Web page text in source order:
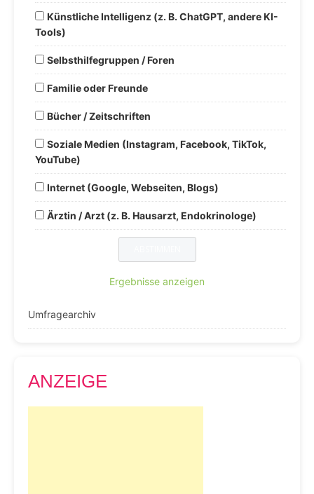
Künstliche Intelligenz (z. B. ChatGPT, andere KI-
Tools)
Selbsthilfegruppen / Foren
Familie oder Freunde
Bücher / Zeitschriften
Soziale Medien (Instagram, Facebook, TikTok,
YouTube)
Internet (Google, Webseiten, Blogs)
Ärztin / Arzt (z. B. Hausarzt, Endokrinologe)
Ergebnisse anzeigen
Umfragearchiv
ANZEIGE